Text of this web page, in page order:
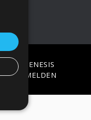
ON
GENESIS
·ANMELDEN